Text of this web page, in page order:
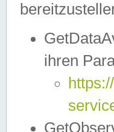
ihren